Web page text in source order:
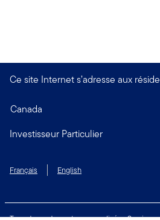
Ce site Internet s’adresse aux
Canada
Investisseur Particulier
Français English